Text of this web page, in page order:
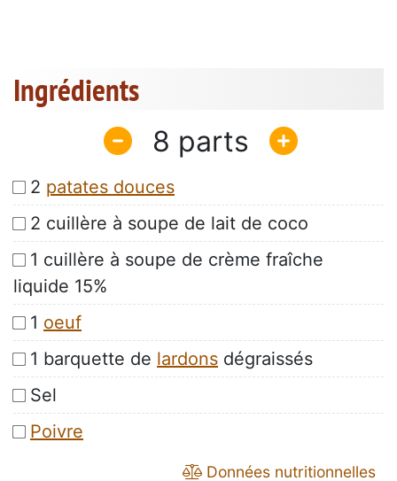
Ingrédients
8
2 patates douces
2 cuillère à soupe de lait de coco
1 cuillère à soupe de crème fraîche
liquide 15%
1  oeuf
1 barquette de lardons dégraissés
Sel
Poivre
Données nutritionnelles